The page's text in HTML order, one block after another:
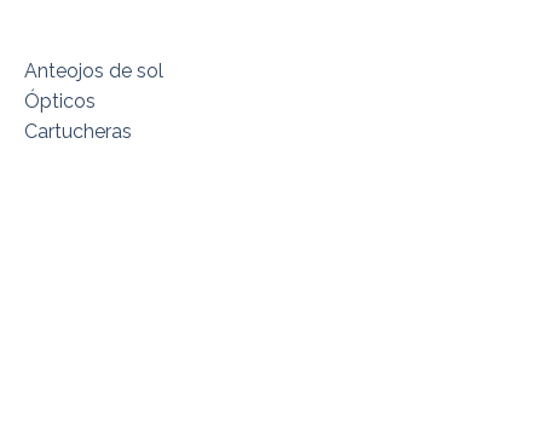
Anteojos de sol
Ópticos
Cartucheras